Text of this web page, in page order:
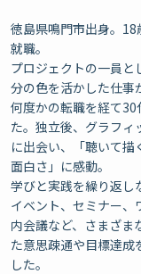
徳島県鳴門市出身。
就職。
プロジェクトの一員と
分の色を活かした仕事
何度かの転職を経て30
た。独立後、グラフィ
に出会い、「聴いて描
面白さ」に感動。
学びと実践を繰り返し
イベント、セミナー、
内会議など、さまざま
た意思疎通や目標達成
した。